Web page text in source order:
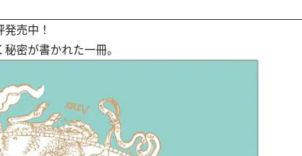
売中！
密が書かれた一冊。